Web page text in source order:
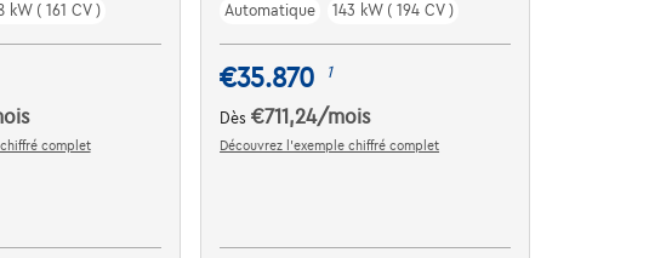
kW ( 161 CV )
chiffré complet
Automatique
143 kW ( 194 CV )
€35.870 1
Dès€711,24/mois
Découvrez l’exemple chiffré complet